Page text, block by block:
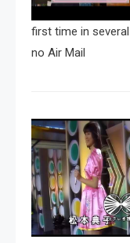
first time in
no Air Mail